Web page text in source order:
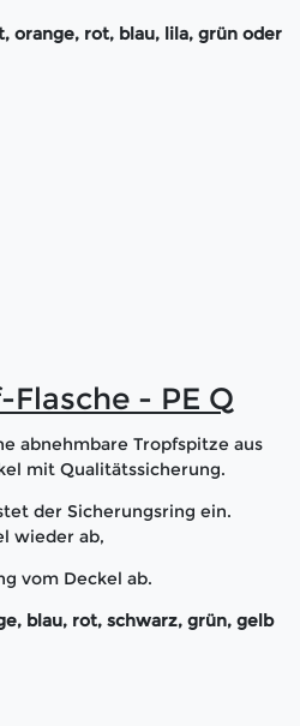
orange, rot, blau, lila, grün oder
- PE Q
abnehmbare Tropfspitze aus
mit Qualitätssicherung.
der Sicherungsring ein.
wieder ab,
vom Deckel ab.
blau, rot, schwarz, grün, gelb